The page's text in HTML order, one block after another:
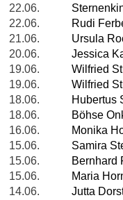
22.06.
22.06.
Rudi
21.06.
Ursula
20.06.
Jessica
19.06.
Wilfried
19.06.
Wilfried
18.06.
Hubertus
18.06.
Böhse
16.06.
Monika
15.06.
Samira
15.06.
Bernhard
15.06.
Maria
14.06.
Jutta